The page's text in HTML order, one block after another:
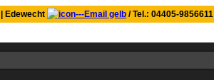
Edewecht / Tel.: 04405-9856611